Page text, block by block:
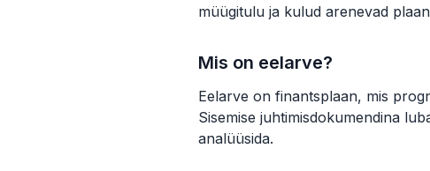
müügitulu ja kulud arenevad
Mis on eelarve?
Eelarve on finantsplaan, mis
Sisemise juhtimisdokumendina
analüüsida.